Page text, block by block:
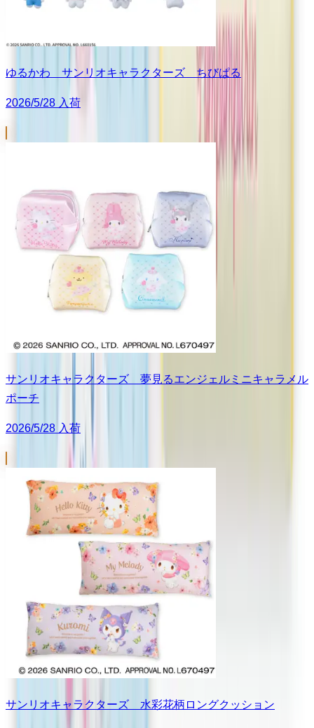
ゆるかわ サンリオキャラクターズ ちびぱる
2026/5/28 入荷
サンリオキャラクターズ 夢見るエンジェルミニキャラメル
ポーチ
2026/5/28 入荷
サンリオキャラクターズ 水彩花柄ロングクッション